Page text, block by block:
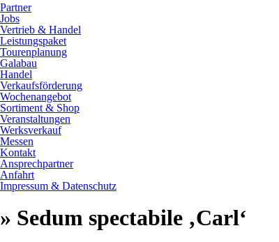
Partner
Jobs
Vertrieb & Handel
Leistungspaket
Tourenplanung
Galabau
Handel
Verkaufsförderung
Wochenangebot
Sortiment & Shop
Veranstaltungen
Werksverkauf
Messen
Kontakt
Ansprechpartner
Anfahrt
Impressum & Datenschutz
» Sedum spectabile ‚Carl‘